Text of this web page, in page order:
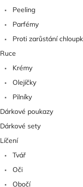
Peeling
Parfémy
Proti zarůstání
Ruce
Krémy
Olejíčky
Pilníky
Dárkové poukazy
Dárkové sety
Líčení
Tvář
Oči
Obočí